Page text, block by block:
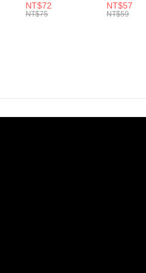
攜、生活防水
NT$72
NT$75
NT$57
NT$59